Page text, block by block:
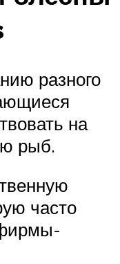
разного
на
рыб.
часто